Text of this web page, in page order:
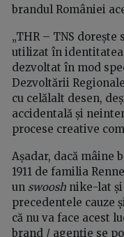
brandul României
„THR – TNS
utilizat în identitatea
dezvoltat în mod
Dezvoltării
cu celălalt desen,
accidentală și
procese creative
Așadar, dacă mâine
1911 de familia
un swoosh nike-lat și
precedentele cauze
că nu va face acest
brand / agenție se